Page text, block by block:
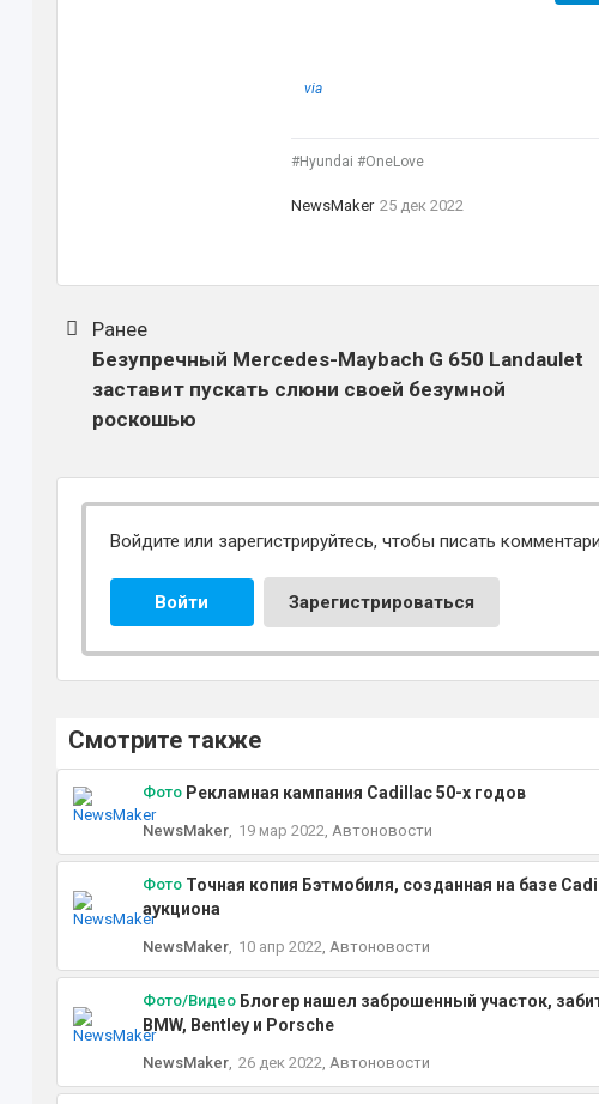
via
#Hyundai #OneLove
NewsMaker 25 дек 2022
Ранее
Безупречный Mercedes-Maybach G 650 Landaulet
заставит пускать слюни своей безумной
роскошью
Войдите или зарегистрируйтесь, чтобы писать
Войти Зарегистрироваться
Смотрите также
Фото Рекламная кампания Cadillac 50-х годов
NewsMaker, 19 мар 2022, Автоновости
Фото Точная копия Бэтмобиля, созданная на базе
аукциона
NewsMaker, 10 апр 2022, Автоновости
Фото/Видео Блогер нашел заброшенный участок,
BMW, Bentley и Porsche
NewsMaker, 26 дек 2022, Автоновости